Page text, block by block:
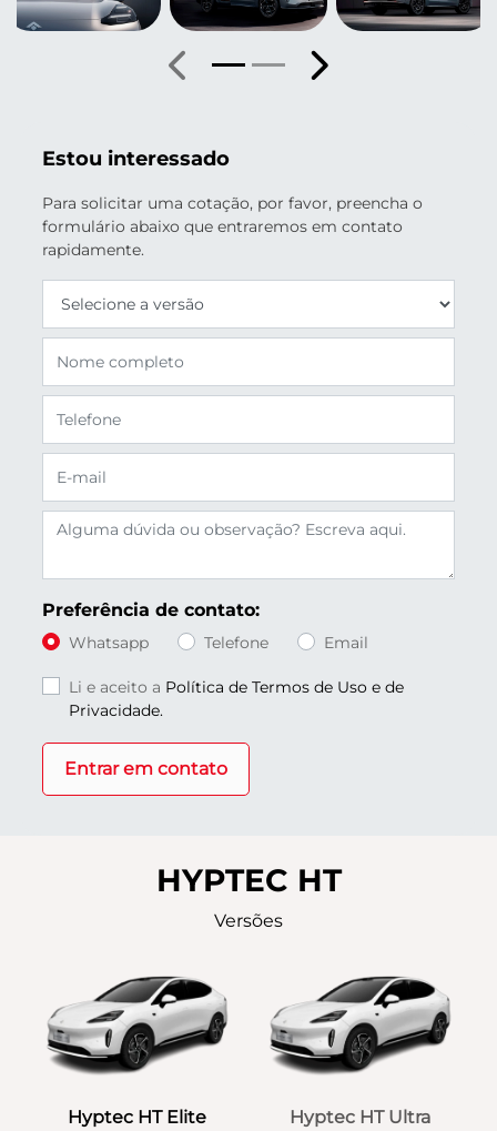
Estou interessado
Para solicitar uma cotação, por favor, preencha o
formulário abaixo que entraremos em contato
rapidamente.
Preferência de contato:
Whatsapp Telefone Email
Li e aceito a Política de Termos de Uso e de
Privacidade.
Entrar em contato
Anterior Próximo
HYPTEC HT
Versões
Hyptec HT Elite Hyptec HT Ultra